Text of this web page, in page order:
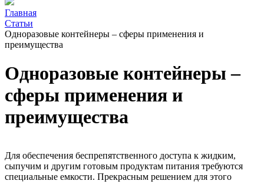
Главная
Статьи
Одноразовые контейнеры – сферы применения и
преимущества
Одноразовые контейнеры –
сферы применения и
преимущества
Для обеспечения беспрепятственного доступа к жидким,
сыпучим и другим готовым продуктам питания требуются
специальные емкости. Прекрасным решением для этого